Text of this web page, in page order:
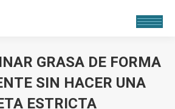
GRASA DE FORMA
SIN HACER UNA
ESTRICTA